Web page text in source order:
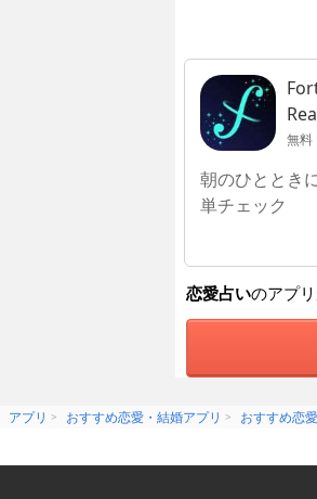
無料
朝のひととき
単チェック
恋愛占いのアプ
アプリ おすすめ恋愛・結婚アプリ おすすめ恋